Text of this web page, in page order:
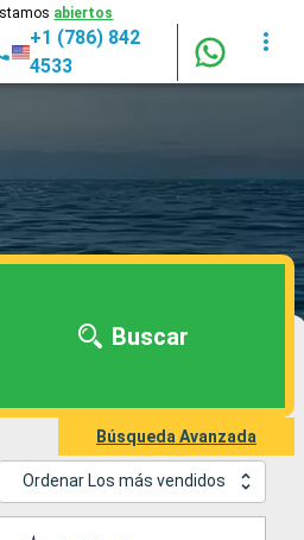
abiertos
+1 (786) 842
4533
Buscar
Búsqueda Avanzada
Ordenar Los más vendidos